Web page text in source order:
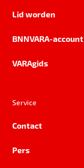
Lid worden
BNNVARA-account
VARAgids
Service
Contact
Pers